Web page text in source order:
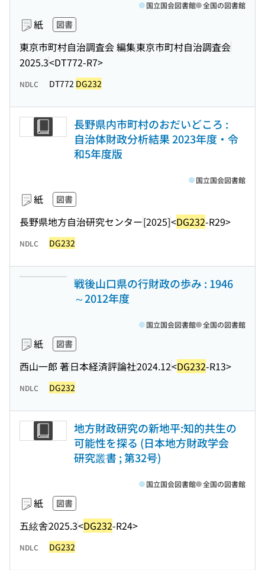
紙 図書
東京市町村自治調査会 編集東京市町村自治調査会
2025.3<DT772-R7>
国立国会図書館 全国の図書館
NDLC DT772 DG232
長野県内市町村のおだいどころ :
自治体財政分析結果 2023年度・令
和5年度版
紙 図書
長野県地方自治研究センター[2025]<DG232-R29>
国立国会図書館
NDLC DG232
戦後山口県の行財政の歩み : 1946
～2012年度
紙 図書
西山一郎 著日本経済評論社2024.12<DG232-R13>
国立国会図書館 全国の図書館
NDLC DG232
地方財政研究の新地平:知的共生の
可能性を探る (日本地方財政学会
研究叢書 ; 第32号)
紙 図書
五絃舎2025.3<DG232-R24>
国立国会図書館 全国の図書館
NDLC DG232